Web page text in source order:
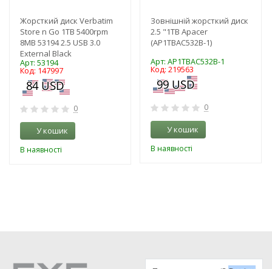
Жорсткий диск Verbatim
Store n Go 1ТВ 5400rpm
8МВ 53194 2.5 USB 3.0
External Black
Арт: 53194
Код: 147997
0
У кошик
В наявності
Зовнішній жорсткий диск
2.5 "1TB Apacer
(AP1TBAC532B-1)
Арт: AP1TBAC532B-1
Код: 219563
0
У кошик
В наявності